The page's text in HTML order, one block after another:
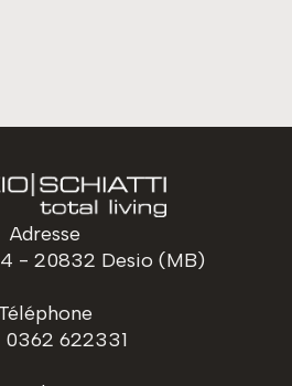
Adresse
- 20832 Desio (MB)
Téléphone
0362 622331